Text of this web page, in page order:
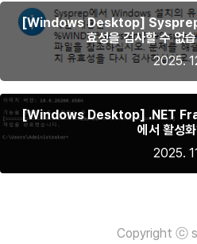
[Windows Desktop] Sysprep
효성을 검사할 수 없
2025.
[Windows Desktop] .NET
에서 활성화
2025.
Copyright ⓒ